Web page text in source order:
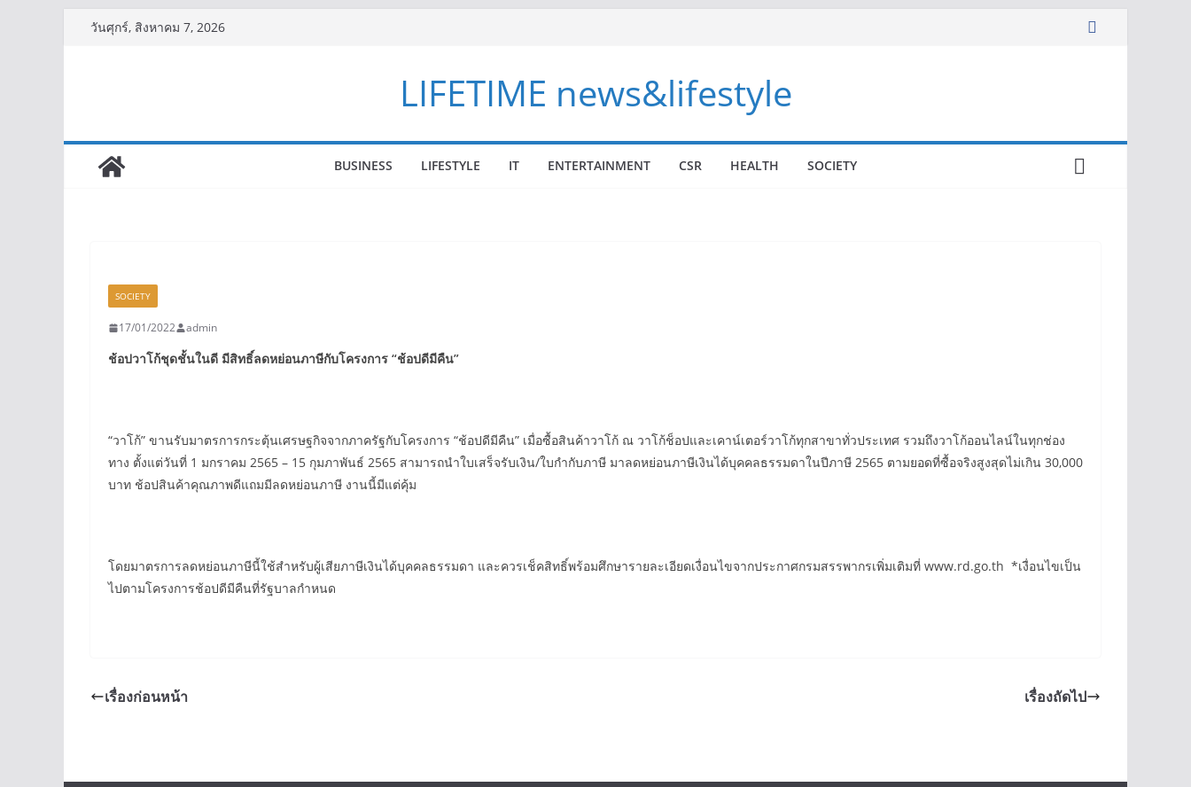
วันศุกร์, สิงหาคม 7, 2026
LIFETIME news&lifestyle
BUSINESS LIFESTYLE IT ENTERTAINMENT CSR HEALTH SOCIETY
SOCIETY
17/01/2022 admin
ช้อปวาโก้ชุดชั้นในดี มีสิทธิ์ลดหย่อนภาษีกับโครงการ “ช้อปดีมีคืน”
“วาโก้” ขานรับมาตรการกระตุ้นเศรษฐกิจจากภาครัฐกับโครงการ “ช้อปดีมีคืน” เมื่อซื้อสินค้าวาโก้ ณ วาโก้ช็อปและเคาน์เตอร์วาโก้ทุกสาขาทั่วประเทศ รวมถึงวาโก้ออนไลน์ในทุกช่อง
ทาง ตั้งแต่วันที่ 1 มกราคม 2565 – 15 กุมภาพันธ์ 2565 สามารถนำใบเสร็จรับเงิน/ใบกำกับภาษี มาลดหย่อนภาษีเงินได้บุคคลธรรมดาในปีภาษี 2565 ตามยอดที่ซื้อจริงสูงสุดไม่เกิน 30,000
บาท ช้อปสินค้าคุณภาพดีแถมมีลดหย่อนภาษี งานนี้มีแต่คุ้ม
โดยมาตรการลดหย่อนภาษีนี้ใช้สำหรับผู้เสียภาษีเงินได้บุคคลธรรมดา และควรเช็คสิทธิ์พร้อมศึกษารายละเอียดเงื่อนไขจากประกาศกรมสรรพากรเพิ่มเติมที่ www.rd.go.th *เงื่อนไขเป็น
ไปตามโครงการช้อปดีมีคืนที่รัฐบาลกำหนด
เรื่องก่อนหน้า เรื่องถัดไป